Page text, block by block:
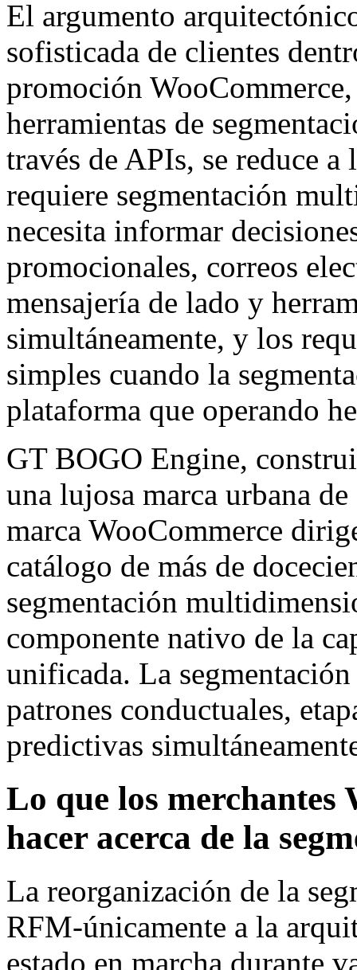
El argumento
sofisticada de clientes
promoción
herramientas de
través de APIs, se reduce
requiere segmentación
necesita informar
promocionales, correos
mensajería de lado y
simultáneamente, y los
simples cuando la
plataforma que operando
GT BOGO Engine,
una lujosa marca urbana
marca WooCommerce
catálogo de más de
segmentación
componente nativo de la
unificada. La
patrones conductuales,
predictivas
Lo que los merchantes
hacer acerca de la
La reorganización de la
RFM-únicamente a la
estado en marcha durante